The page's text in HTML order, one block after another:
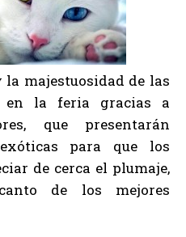
la majestuosidad de las
en la feria gracias a
que presentarán
para que los
de cerca el plumaje,
de los mejores